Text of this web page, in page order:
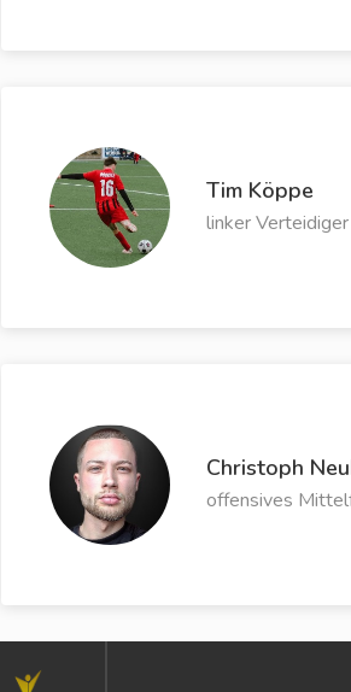
Tim Köppe
linker Verteidiger
Christoph
offensives